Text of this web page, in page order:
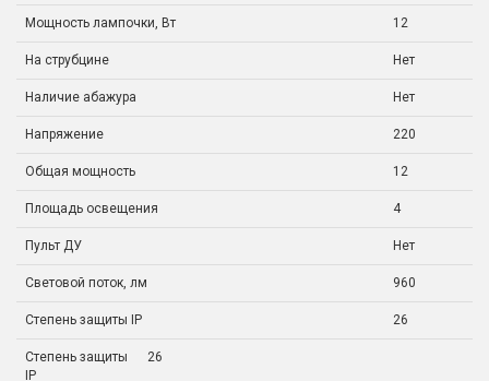
Мощность лампочки, Вт 12
На струбцине Нет
Наличие абажура Нет
Напряжение 220
Общая мощность 12
Площадь освещения 4
Пульт ДУ Нет
Световой поток, лм 960
Степень защиты IP 26
Степень защиты
IP
26